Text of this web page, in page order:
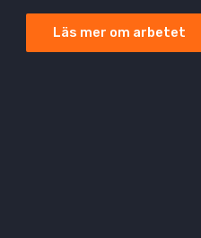
Läs mer om arbetet